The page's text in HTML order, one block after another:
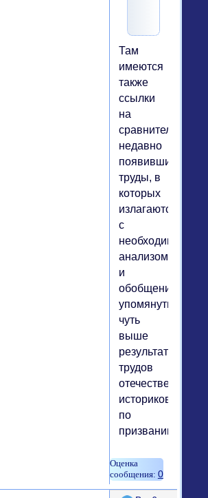
Там
имеются
также
ссылки
на
сравнительно
недавно
появившиеся
труды, в
которых
излагаются,
с
необходимым
анализом
и
обобщением,
упомянутые
чуть
выше
результаты
трудов
отечественных
историков
по
призванию.
0